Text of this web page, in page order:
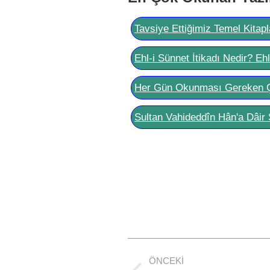
Tavsiye Ettiğimiz Temel
Ehl-i Sünnet İtikadı Nedir?
Her Gün Okunması Gereken
Sultan Vahideddîn Hân'a Dâir
Post
ÖNCEKI